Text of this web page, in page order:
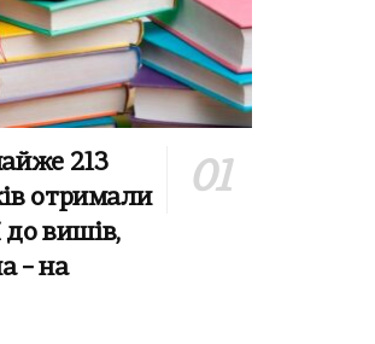
213
отримали
до вишів,
– на